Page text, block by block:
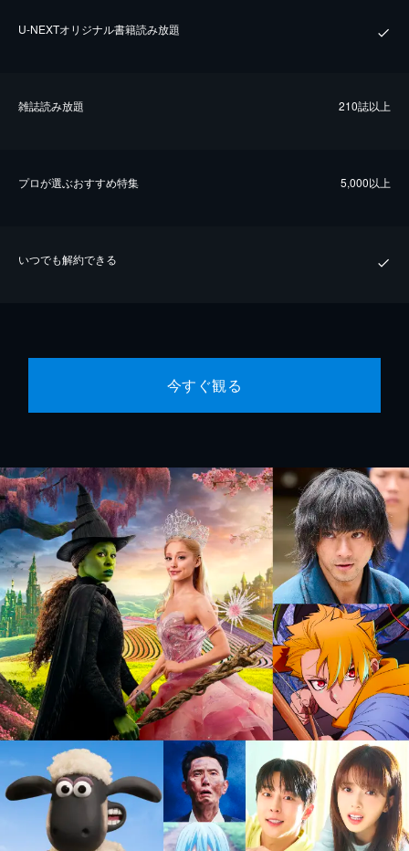
U-NEXTオリジナル書籍読み放題
雑誌読み放題 210誌以上
プロが選ぶおすすめ特集 5,000以上
いつでも解約できる
今すぐ観る